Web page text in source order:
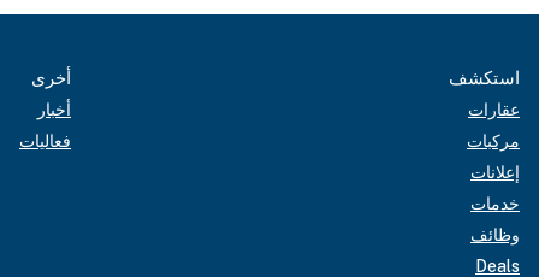
استكشف
عقارات
مركبات
إعلانات
خدمات
وظائف
Deals
أخرى
أخبار
فعاليات